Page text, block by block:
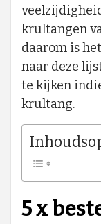
krultangen
daarom is
naar deze
te kijken
krultang.
5 x